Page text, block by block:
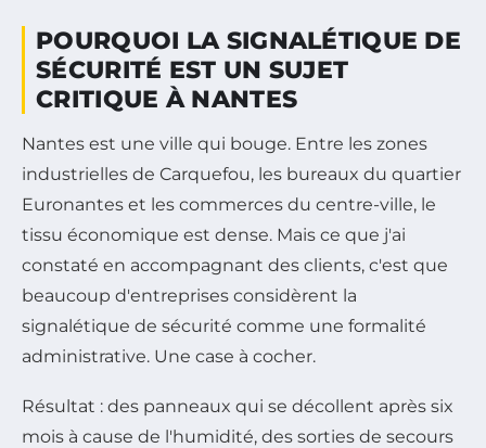
POURQUOI LA SIGNALÉTIQUE DE
SÉCURITÉ EST UN SUJET
CRITIQUE À NANTES
Nantes est une ville qui bouge. Entre les zones
industrielles de Carquefou, les bureaux du quartier
Euronantes et les commerces du centre-ville, le
tissu économique est dense. Mais ce que j'ai
constaté en accompagnant des clients, c'est que
beaucoup d'entreprises considèrent la
signalétique de sécurité comme une formalité
administrative. Une case à cocher.
Résultat : des panneaux qui se décollent après six
mois à cause de l'humidité, des sorties de secours